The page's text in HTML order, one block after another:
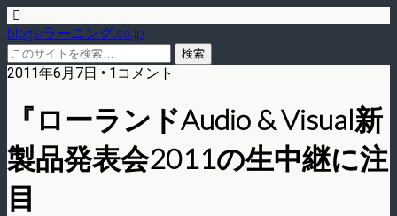
blog.eラーニング.co.jp
2011年6月7日 • 1コメント
『ローランドAudio & Visual新
製品発表会2011の生中継に注
目